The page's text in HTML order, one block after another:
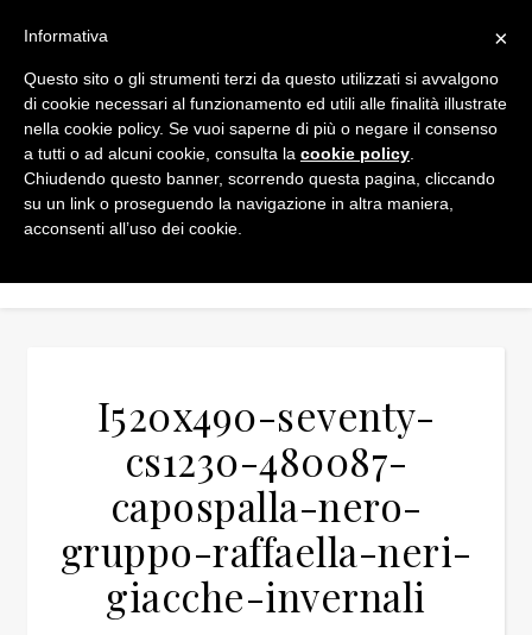
I520x490-seventy-
cs1230-480087-
capospalla-nero-
gruppo-raffaella-neri-
giacche-invernali
×
Informativa
Questo sito o gli strumenti terzi da questo utilizzati si avvalgono
di cookie necessari al funzionamento ed utili alle finalità illustrate
nella cookie policy. Se vuoi saperne di più o negare il consenso
a tutti o ad alcuni cookie, consulta la cookie policy
Chiudendo questo banner, scorrendo questa pagina, cliccando
su un link o proseguendo la navigazione in altra maniera,
acconsenti all’uso dei cookie.